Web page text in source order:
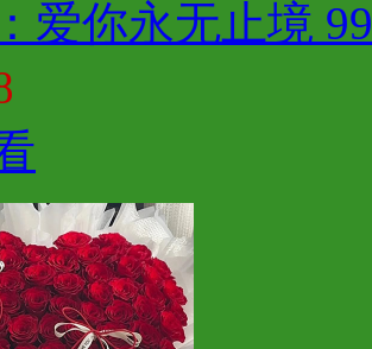
爱你永无止境